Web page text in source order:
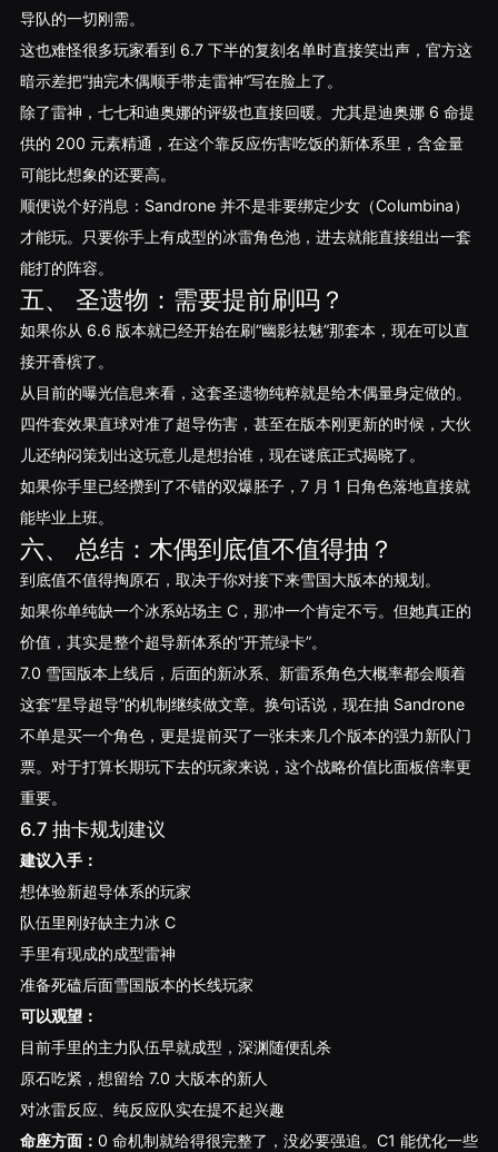
导队的一切刚需。
这也难怪很多玩家看到 6.7 下半的复刻名单时直接笑出声，官方这
暗示差把“抽完木偶顺手带走雷神”写在脸上了。
除了雷神，七七和迪奥娜的评级也直接回暖。尤其是迪奥娜 6 命提
供的 200 元素精通，在这个靠反应伤害吃饭的新体系里，含金量
可能比想象的还要高。
顺便说个好消息：Sandrone 并不是非要绑定少女（Columbina）
才能玩。只要你手上有成型的冰雷角色池，进去就能直接组出一套
能打的阵容。
五、 圣遗物：需要提前刷吗？
如果你从 6.6 版本就已经开始在刷“幽影祛魅”那套本，现在可以直
接开香槟了。
从目前的曝光信息来看，这套圣遗物纯粹就是给木偶量身定做的。
四件套效果直球对准了超导伤害，甚至在版本刚更新的时候，大伙
儿还纳闷策划出这玩意儿是想抬谁，现在谜底正式揭晓了。
如果你手里已经攒到了不错的双爆胚子，7 月 1 日角色落地直接就
能毕业上班。
六、 总结：木偶到底值不值得抽？
到底值不值得掏原石，取决于你对接下来雪国大版本的规划。
如果你单纯缺一个冰系站场主 C，那冲一个肯定不亏。但她真正的
价值，其实是整个超导新体系的“开荒绿卡”。
7.0 雪国版本上线后，后面的新冰系、新雷系角色大概率都会顺着
这套“星导超导”的机制继续做文章。换句话说，现在抽 Sandrone
不单是买一个角色，更是提前买了一张未来几个版本的强力新队门
票。对于打算长期玩下去的玩家来说，这个战略价值比面板倍率更
重要。
6.7 抽卡规划建议
建议入手：
想体验新超导体系的玩家
队伍里刚好缺主力冰 C
手里有现成的成型雷神
准备死磕后面雪国版本的长线玩家
可以观望：
目前手里的主力队伍早就成型，深渊随便乱杀
原石吃紧，想留给 7.0 大版本的新人
对冰雷反应、纯反应队实在提不起兴趣
命座方面： 0 命机制就给得很完整了，没必要强追。C1 能优化一些